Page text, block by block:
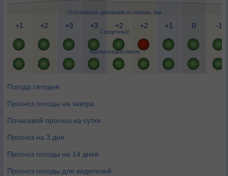
Отклонение давления от нормы, мм
Сердечные
Магнитозависимые
+1 +2 +3 +3 +2 +2 +1 0 -1
Погода сегодня
Прогноз погоды на завтра
Почасовой прогноз на сутки
Прогноз на 3 дня
Прогноз погоды на 14 дней
Прогноз погоды для водителей